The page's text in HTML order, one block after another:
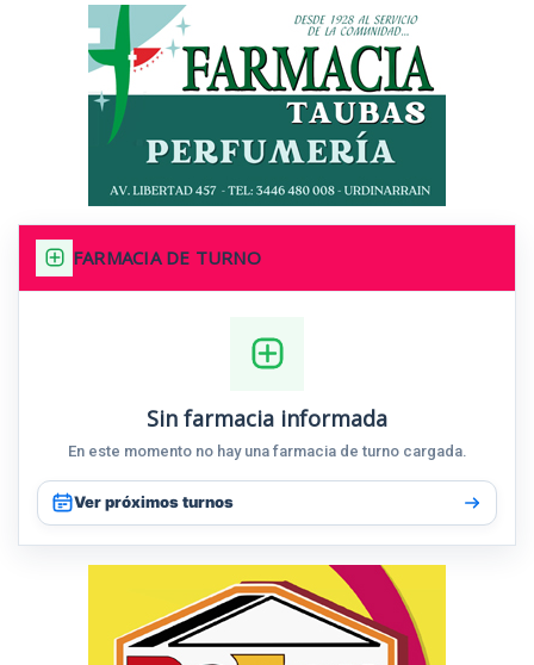
FARMACIA DE TURNO
Sin farmacia informada
En este momento no hay una farmacia de turno cargada.
Ver próximos turnos